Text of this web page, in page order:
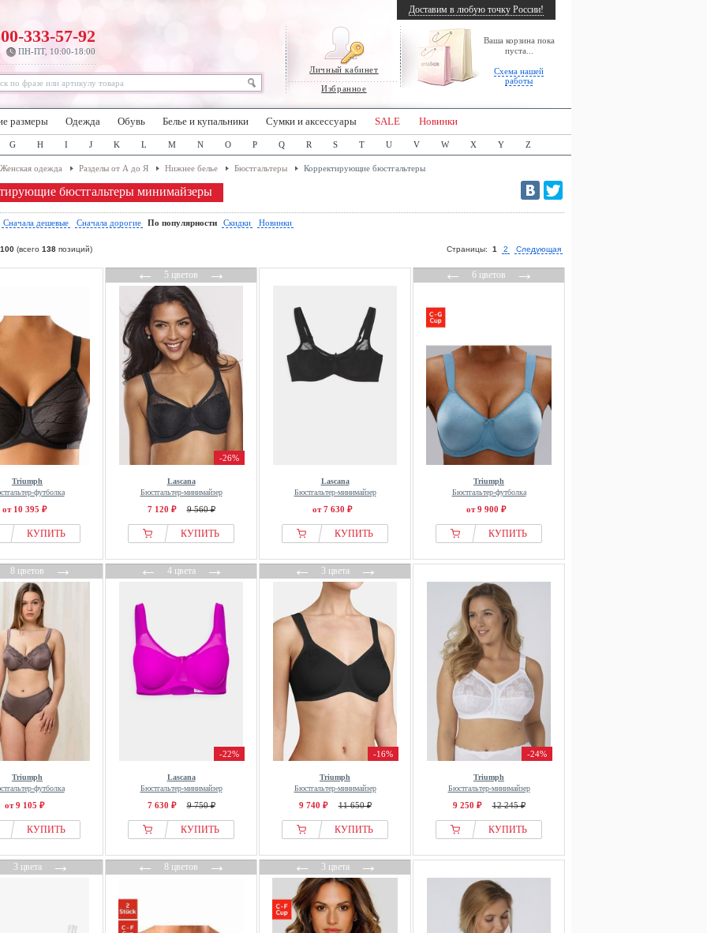
Личный кабинет
Избранное
Ваша корзина пока
пуста...
Схема нашей
работы
333-57-92
ПН-ПТ, 10:00-18:00
Доставим в любую точку России!
размеры Одежда Обувь Белье и купальники Сумки и аксессуары SALE Новинки
G H I J K L M N O P Q R S T U V W X Y Z
Женская одежда Разделы от А до Я Нижнее белье Бюстгальтеры Корректирующие бюстгальтеры
бюстгальтеры минимайзеры
Сначала дешевые Сначала дорогие По популярности Скидки Новинки
100 (всего 138 позиций) Страницы: 1 2 Следующая
Triumph
футболка
от 10 395 ₽
КУПИТЬ
←5 цветов→
-26%
Lascana
Бюстгальтер-минимайзер
7 120 ₽ 9 560 ₽
КУПИТЬ
Lascana
Бюстгальтер-минимайзер
от 7 630 ₽
КУПИТЬ
←6 цветов→
Triumph
Бюстгальтер-футболка
от 9 900 ₽
КУПИТЬ
8 цветов→
Triumph
футболка
от 9 105 ₽
КУПИТЬ
←4 цвета→
-22%
Lascana
Бюстгальтер-минимайзер
7 630 ₽ 9 750 ₽
КУПИТЬ
←3 цвета→
-16%
Triumph
Бюстгальтер-минимайзер
9 740 ₽ 11 650 ₽
КУПИТЬ
-24%
Triumph
Бюстгальтер-минимайзер
9 250 ₽ 12 245 ₽
КУПИТЬ
3 цвета→ ←8 цветов→ ←3 цвета→